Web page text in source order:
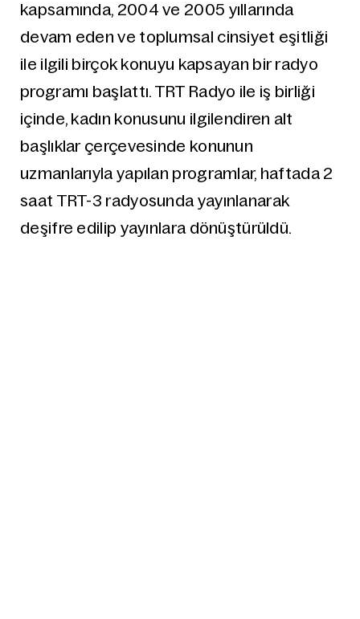
kapsamında, 2004 ve 2005 yıllarında
devam eden ve toplumsal cinsiyet eşitliği
ile ilgili birçok konuyu kapsayan bir radyo
programı başlattı. TRT Radyo ile iş birliği
içinde, kadın konusunu ilgilendiren alt
başlıklar çerçevesinde konunun
uzmanlarıyla yapılan programlar, haftada 2
saat TRT-3 radyosunda yayınlanarak
deşifre edilip yayınlara dönüştürüldü.